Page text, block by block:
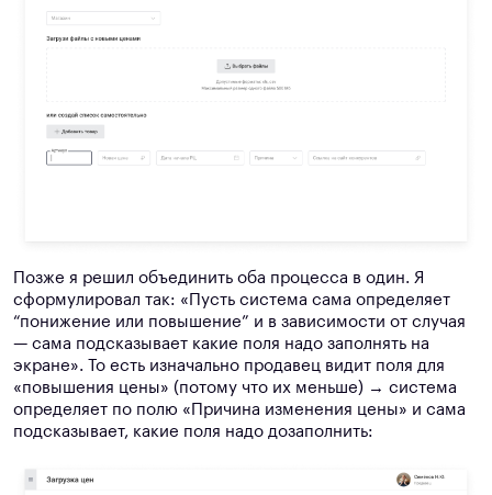
Позже я решил объединить оба процесса в один. Я
сформулировал так: «Пусть система сама определяет
“понижение или повышение” и в зависимости от случая
— сама подсказывает какие поля надо заполнять на
экране». То есть изначально продавец видит поля для
«повышения цены» (потому что их меньше) → система
определяет по полю «Причина изменения цены» и сама
подсказывает, какие поля надо дозаполнить: